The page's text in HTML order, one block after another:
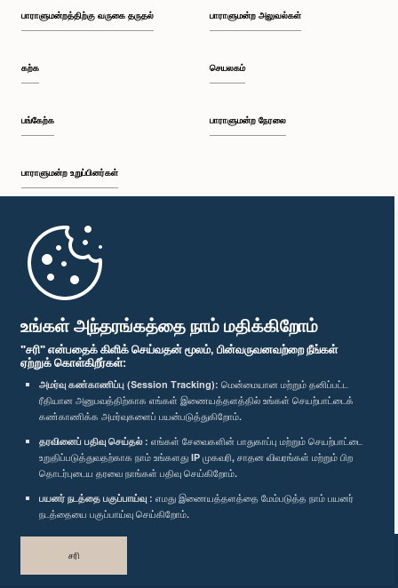
உங்கள் அந்தரங்கத்தை நாம் மதிக்கிறோம்
"சரி" என்பதைக் கிளிக் செய்வதன் மூலம், பின்வருவனவற்றை நீங்கள்
ஏற்றுக் கொள்கிறீர்கள்:
அமர்வு கண்காணிப்பு (Session Tracking): மென்மையான மற்றும் தனிப்பட்ட
ரீதியான அனுபவத்திற்காக எங்கள் இணையத்தளத்தில் உங்கள் செயற்பாட்டைக்
கண்காணிக்க அமர்வுகளைப் பயன்படுத்துகிறோம்.
தரவினைப் பதிவு செய்தல் : எங்கள் சேவைகளின் பாதுகாப்பு மற்றும் செயற்பாட்டை
உறுதிப்படுத்துவதற்காக நாம் உங்களது IP முகவரி, சாதன விவரங்கள் மற்றும் பிற
தொடர்புடைய தரவை நாங்கள் பதிவு செய்கிறோம்.
பயனர் நடத்தை பகுப்பாய்வு : எமது இணையத்தளத்தை மேம்படுத்த நாம் பயனர்
நடத்தையை பகுப்பாய்வு செய்கிறோம்.
சரி
பாராளுமன்றத்திற்கு வருகை தருதல்
கற்க
பங்கேற்க
பாராளுமன்ற உறுப்பினர்கள்
முதற்பக்கம்
பாராளுமன்ற அலுவல்கள்
செயலகம்
பாராளுமன்ற நேரலை
பாராளுமன்ற கையடக்க செயலி
எம்மை பின்தொடர்க :
விருதுகள்
தனியுரிமைக் கொள்கை